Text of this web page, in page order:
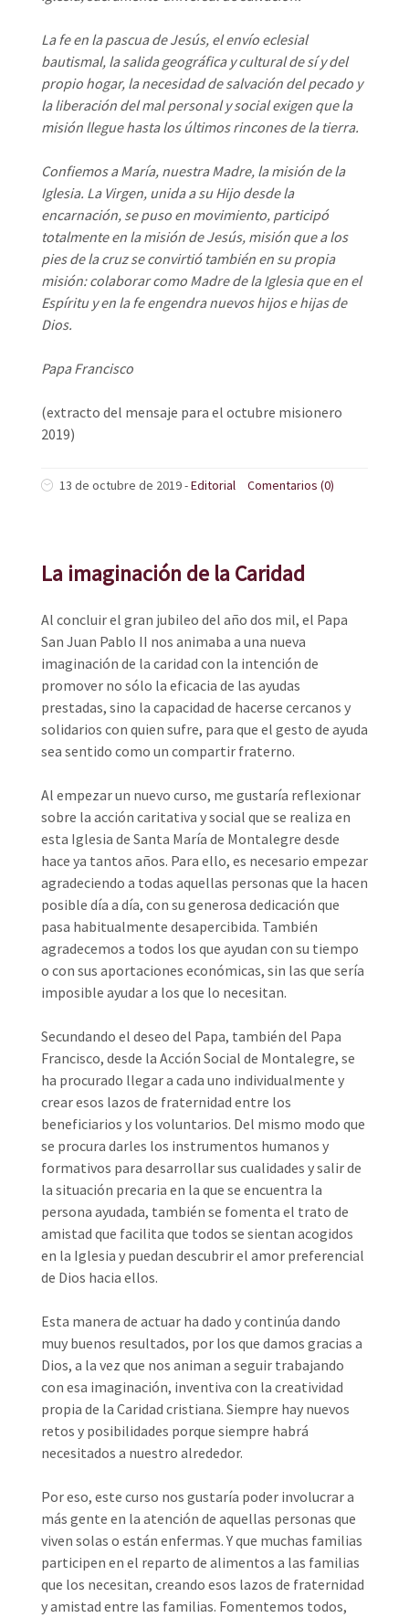
La fe en la pascua de Jesús, el envío eclesial
bautismal, la salida geográfica y cultural de sí y del
propio hogar, la necesidad de salvación del pecado y
la liberación del mal personal y social exigen que la
misión llegue hasta los últimos rincones de la tierra.
Confiemos a María, nuestra Madre, la misión de la
Iglesia. La Virgen, unida a su Hijo desde la
encarnación, se puso en movimiento, participó
totalmente en la misión de Jesús, misión que a los
pies de la cruz se convirtió también en su propia
misión: colaborar como Madre de la Iglesia que en el
Espíritu y en la fe engendra nuevos hijos e hijas de
Dios.
Papa Francisco
(extracto del mensaje para el octubre misionero
2019)
13 de octubre de 2019-Editorial Comentarios (0)
La imaginación de la Caridad
Al concluir el gran jubileo del año dos mil, el Papa
San Juan Pablo II nos animaba a una nueva
imaginación de la caridad con la intención de
promover no sólo la eficacia de las ayudas
prestadas, sino la capacidad de hacerse cercanos y
solidarios con quien sufre, para que el gesto de ayuda
sea sentido como un compartir fraterno.
Al empezar un nuevo curso, me gustaría reflexionar
sobre la acción caritativa y social que se realiza en
esta Iglesia de Santa María de Montalegre desde
hace ya tantos años. Para ello, es necesario empezar
agradeciendo a todas aquellas personas que la hacen
posible día a día, con su generosa dedicación que
pasa habitualmente desapercibida. También
agradecemos a todos los que ayudan con su tiempo
o con sus aportaciones económicas, sin las que sería
imposible ayudar a los que lo necesitan.
Secundando el deseo del Papa, también del Papa
Francisco, desde la Acción Social de Montalegre, se
ha procurado llegar a cada uno individualmente y
crear esos lazos de fraternidad entre los
beneficiarios y los voluntarios. Del mismo modo que
se procura darles los instrumentos humanos y
formativos para desarrollar sus cualidades y salir de
la situación precaria en la que se encuentra la
persona ayudada, también se fomenta el trato de
amistad que facilita que todos se sientan acogidos
en la Iglesia y puedan descubrir el amor preferencial
de Dios hacia ellos.
Esta manera de actuar ha dado y continúa dando
muy buenos resultados, por los que damos gracias a
Dios, a la vez que nos animan a seguir trabajando
con esa imaginación, inventiva con la creatividad
propia de la Caridad cristiana. Siempre hay nuevos
retos y posibilidades porque siempre habrá
necesitados a nuestro alrededor.
Por eso, este curso nos gustaría poder involucrar a
más gente en la atención de aquellas personas que
viven solas o están enfermas. Y que muchas familias
participen en el reparto de alimentos a las familias
que los necesitan, creando esos lazos de fraternidad
y amistad entre las familias. Fomentemos todos,